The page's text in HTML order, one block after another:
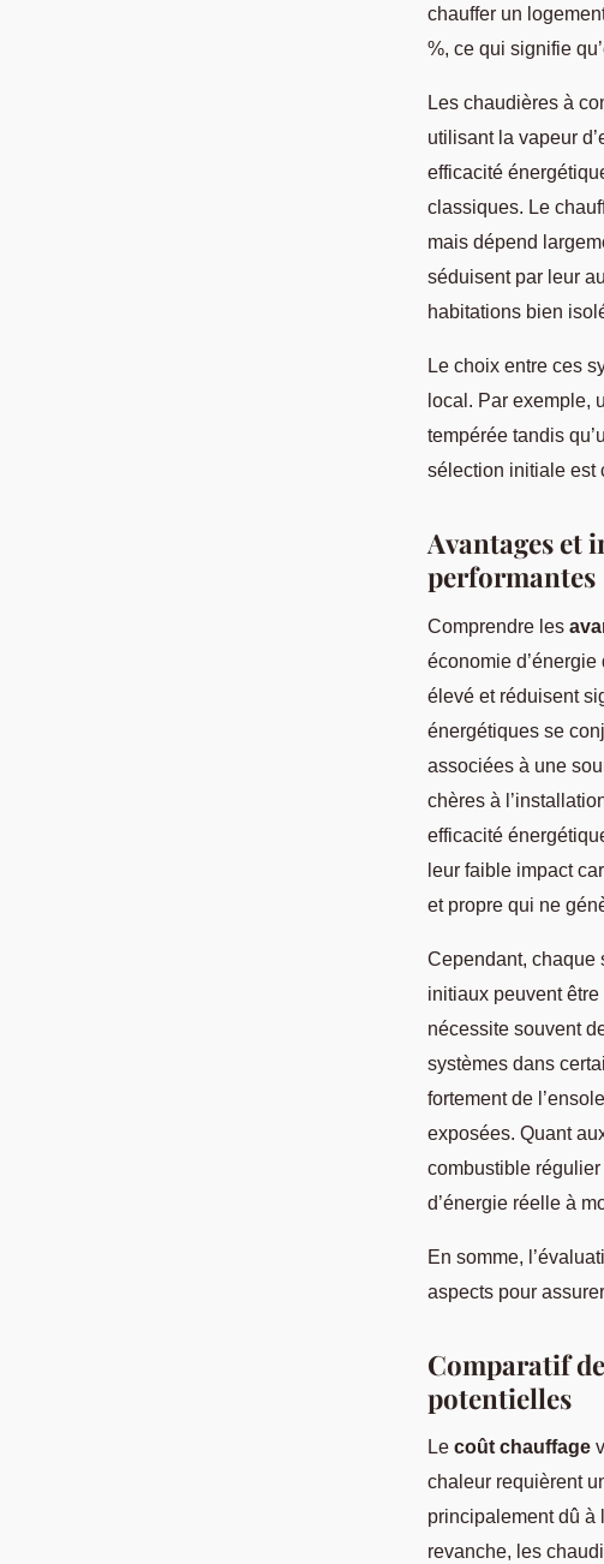
chauffer un
%, ce qui signifie
Les chaudières à
utilisant la vapeur
efficacité
classiques. Le
mais dépend
séduisent par leur
habitations bien
Le choix entre ces
local. Par exemple,
tempérée tandis
sélection initiale est
Avantages et
performantes
Comprendre les
économie
élevé et réduisent
énergétiques se
associées à une
chères à
efficacité
leur faible impact
et propre qui ne
Cependant, chaque
initiaux peuvent
nécessite souvent
systèmes dans
fortement de
exposées. Quant
combustible
d’énergie réelle à
En somme,
aspects pour
Comparatif
potentielles
Le coût chauffage
chaleur requièrent
principalement dû à
revanche, les